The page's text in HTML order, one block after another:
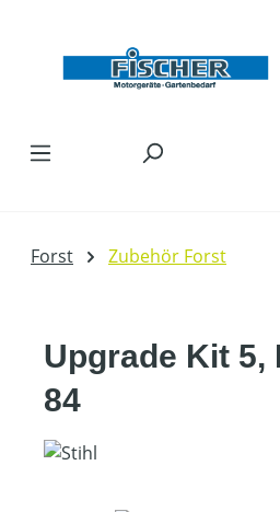
Forst Zubehör Forst
Upgrade Kit 5,
84